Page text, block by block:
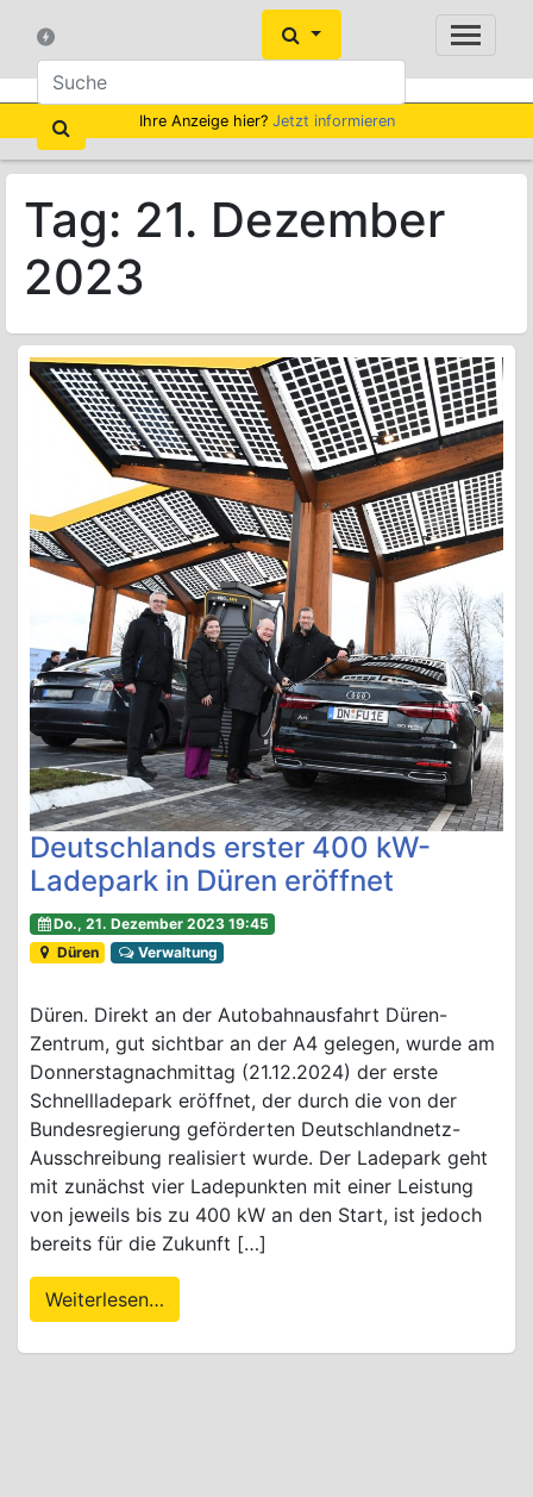
Ihre Anzeige hier? Jetzt informieren
Tag: 21. Dezember
2023
Deutschlands erster 400 kW-
Ladepark in Düren eröffnet
Do., 21. Dezember 2023 19:45
Düren
Verwaltung
Düren. Direkt an der Autobahnausfahrt Düren-
Zentrum, gut sichtbar an der A4 gelegen, wurde am
Donnerstagnachmittag (21.12.2024) der erste
Schnellladepark eröffnet, der durch die von der
Bundesregierung geförderten Deutschlandnetz-
Ausschreibung realisiert wurde. Der Ladepark geht
mit zunächst vier Ladepunkten mit einer Leistung
von jeweils bis zu 400 kW an den Start, ist jedoch
bereits für die Zukunft […]
Weiterlesen…